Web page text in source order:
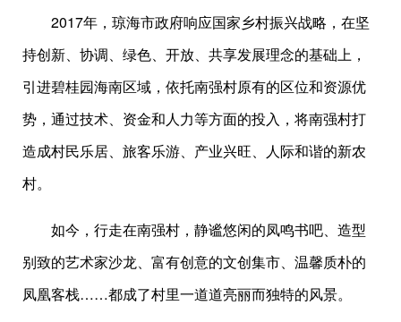
2017年，琼海市政府响应国家乡村振兴战略，在坚
持创新、协调、绿色、开放、共享发展理念的基础上，
引进碧桂园海南区域，依托南强村原有的区位和资源优
势，通过技术、资金和人力等方面的投入，将南强村打
造成村民乐居、旅客乐游、产业兴旺、人际和谐的新农
村。
如今，行走在南强村，静谧悠闲的凤鸣书吧、造型
别致的艺术家沙龙、富有创意的文创集市、温馨质朴的
凤凰客栈……都成了村里一道道亮丽而独特的风景。